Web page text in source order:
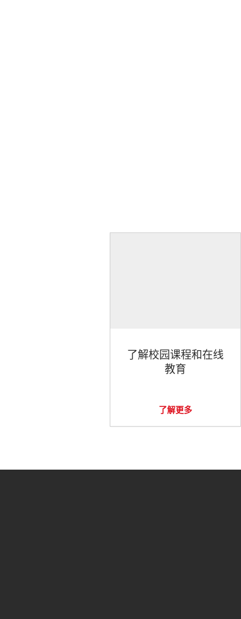
了解校园课程和在线
教育
了解更多